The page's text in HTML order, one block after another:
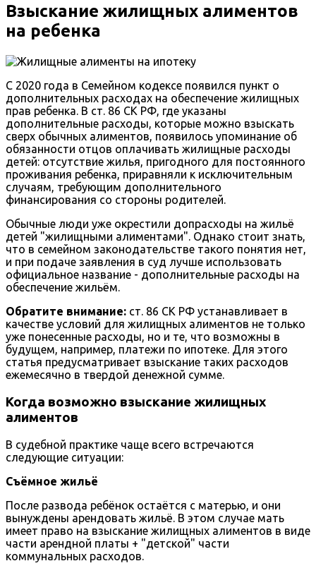
Взыскание жилищных алиментов
на ребенка
С 2020 года в Семейном кодексе появился пункт о
дополнительных расходах на обеспечение жилищных
прав ребенка. В ст. 86 СК РФ, где указаны
дополнительные расходы, которые можно взыскать
сверх обычных алиментов, появилось упоминание об
обязанности отцов оплачивать жилищные расходы
детей: отсутствие жилья, пригодного для постоянного
проживания ребенка, приравняли к исключительным
случаям, требующим дополнительного
финансирования со стороны родителей.
Обычные люди уже окрестили допрасходы на жильё
детей "жилищными алиментами". Однако стоит знать,
что в семейном законодательстве такого понятия нет,
и при подаче заявления в суд лучше использовать
официальное название - дополнительные расходы на
обеспечение жильём.
Обратите внимание: ст. 86 СК РФ устанавливает в
качестве условий для жилищных алиментов не только
уже понесенные расходы, но и те, что возможны в
будущем, например, платежи по ипотеке. Для этого
статья предусматривает взыскание таких расходов
ежемесячно в твердой денежной сумме.
Когда возможно взыскание жилищных
алиментов
В судебной практике чаще всего встречаются
следующие ситуации:
Съёмное жильё
После развода ребёнок остаётся с матерью, и они
вынуждены арендовать жильё. В этом случае мать
имеет право на взыскание жилищных алиментов в виде
части арендной платы + "детской" части
коммунальных расходов.